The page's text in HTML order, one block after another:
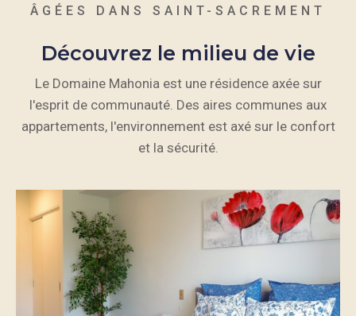
ÂGÉES DANS SAINT-SACREMENT
Découvrez le milieu de vie
Le Domaine Mahonia est une résidence axée sur
l'esprit de communauté. Des aires communes aux
appartements, l'environnement est axé sur le confort
et la sécurité.